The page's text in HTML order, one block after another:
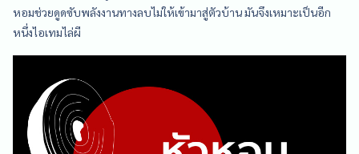
หอมช่วยดูดซับพลังงานทางลบไม่ให้เข้ามาสู่ตัวบ้าน มันจึงเหมาะเป็นอีก
หนึ่งไอเทมไล่ผี